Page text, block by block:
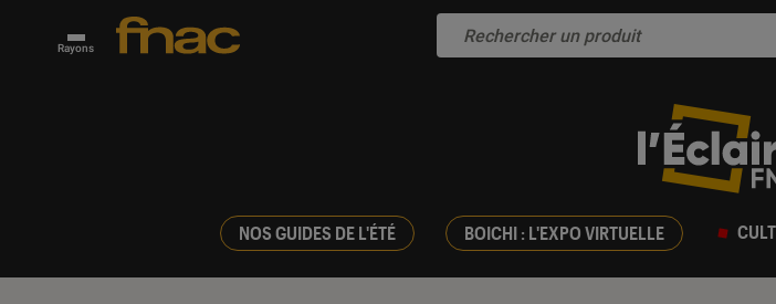
Rayons
NOS GUIDES DE L'ÉTÉ BOICHI : L'EXPO VIRTUELLE